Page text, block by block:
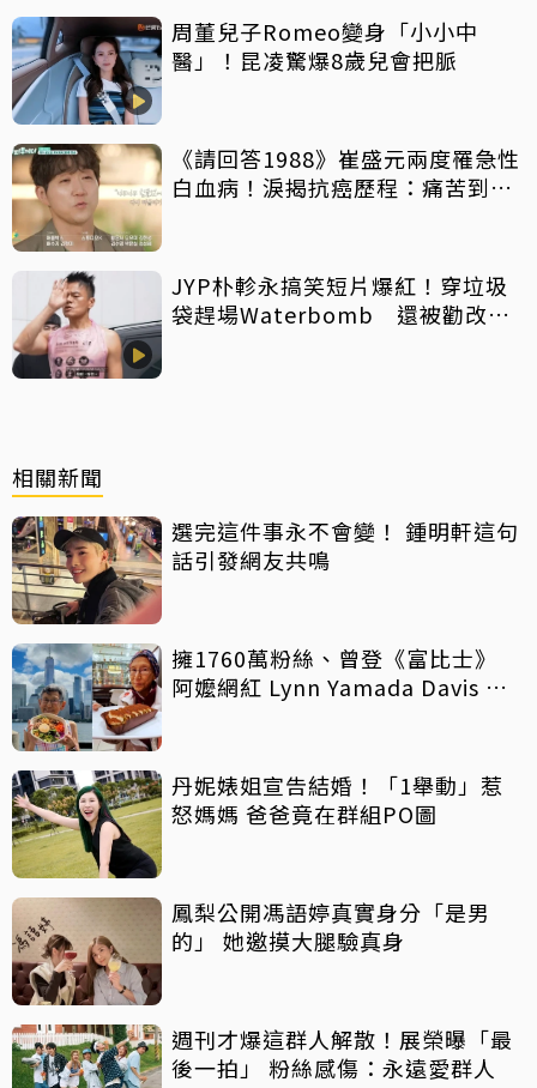
周董兒子Romeo變身「小小中
醫」！昆凌驚爆8歲兒會把脈
《請回答1988》崔盛元兩度罹急性
白血病！淚揭抗癌歷程：痛苦到不
JYP朴軫永搞笑短片爆紅！穿垃圾
袋趕場Waterbomb 還被勸改名
相關新聞
選完這件事永不會變！ 鍾明軒這句
話引發網友共鳴
擁1760萬粉絲、曾登《富比士》
阿嬤網紅 Lynn Yamada Davis 驚
丹妮婊姐宣告結婚！「1舉動」惹
怒媽媽 爸爸竟在群組PO圖
鳳梨公開馮語婷真實身分「是男
的」 她邀摸大腿驗真身
週刊才爆這群人解散！展榮曝「最
後一拍」 粉絲感傷：永遠愛群人